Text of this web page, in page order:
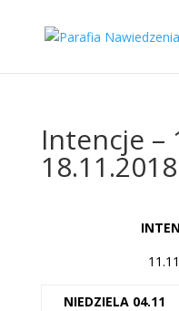
Intencje –
18.11.2018
NIEDZIELA 04.11